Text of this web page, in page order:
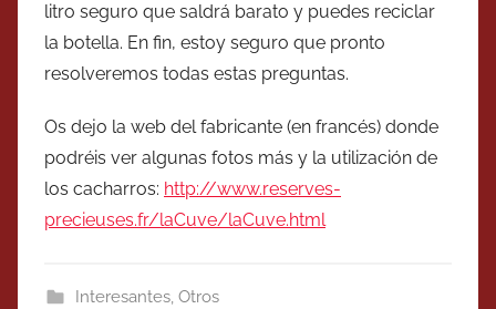
litro seguro que saldrá barato y puedes reciclar
la botella. En fin, estoy seguro que pronto
resolveremos todas estas preguntas.
Os dejo la web del fabricante (en francés) donde
podréis ver algunas fotos más y la utilización de
los cacharros: http://www.reserves-
precieuses.fr/laCuve/laCuve.html
Interesantes, Otros